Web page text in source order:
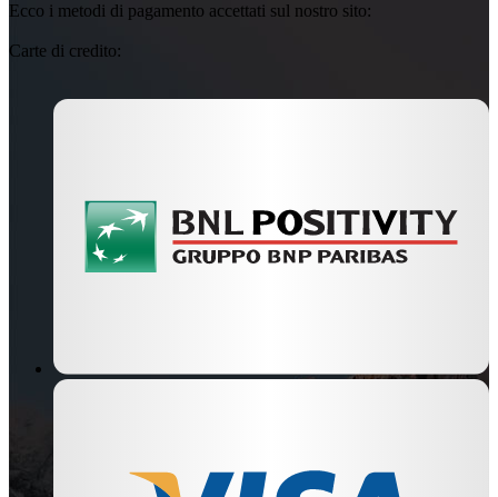
Ecco i metodi di pagamento accettati sul nostro sito:
Carte di credito: